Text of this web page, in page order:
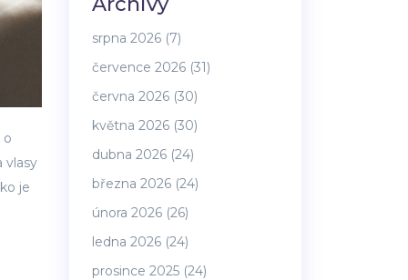
o
vlasy
je
srpna 2026 (7)
července 2026 (31)
června 2026 (30)
května 2026 (30)
dubna 2026 (24)
března 2026 (24)
února 2026 (26)
ledna 2026 (24)
prosince 2025 (24)